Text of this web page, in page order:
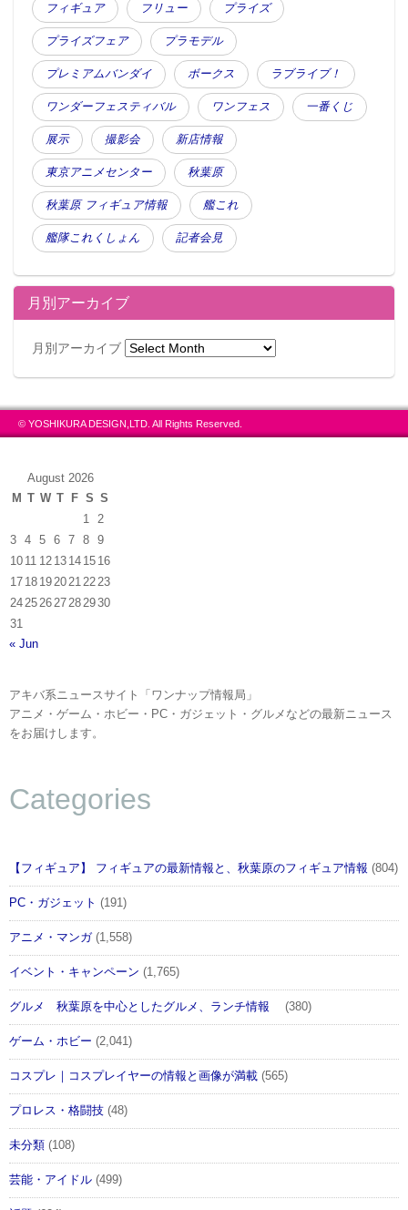
フィギュア フリュー プライズ
プライズフェア プラモデル
プレミアムバンダイ ボークス ラブライブ！
ワンダーフェスティバル ワンフェス 一番くじ
展示 撮影会 新店情報
東京アニメセンター 秋葉原
秋葉原 フィギュア情報 艦これ
艦隊これくしょん 記者会見
月別アーカイブ
月別アーカイブ
© YOSHIKURA DESIGN,LTD. All Rights Reserved.
August 2026
M T W T F S S
1
2
3
4 5 6 7 8
9
10 11 12 13 14 15 16
17 18 19 20 21 22 23
24 25 26 27 28 2930
31
« Jun
アキバ系ニュースサイト「ワンナップ情報局」
アニメ・ゲーム・ホビー・PC・ガジェット・グルメなどの最新ニュース
をお届けします。
Categories
【フィギュア】 フィギュアの最新情報と、秋葉原のフィギュア情報 (804)
PC・ガジェット (191)
アニメ・マンガ(1,558)
イベント・キャンペーン (1,765)
グルメ 秋葉原を中心としたグルメ、ランチ情報 (380)
ゲーム・ホビー (2,041)
コスプレ｜コスプレイヤーの情報と画像が満載 (565)
プロレス・格闘技 (48)
未分類 (108)
芸能・アイドル (499)